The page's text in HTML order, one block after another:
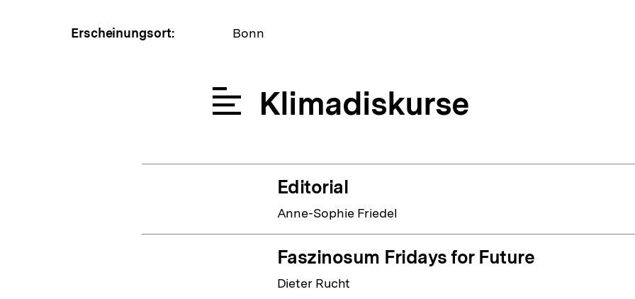
Erscheinungsort: Bonn
Klimadiskurse
Editorial
Anne-Sophie Friedel
Faszinosum Fridays for Future
Dieter Rucht